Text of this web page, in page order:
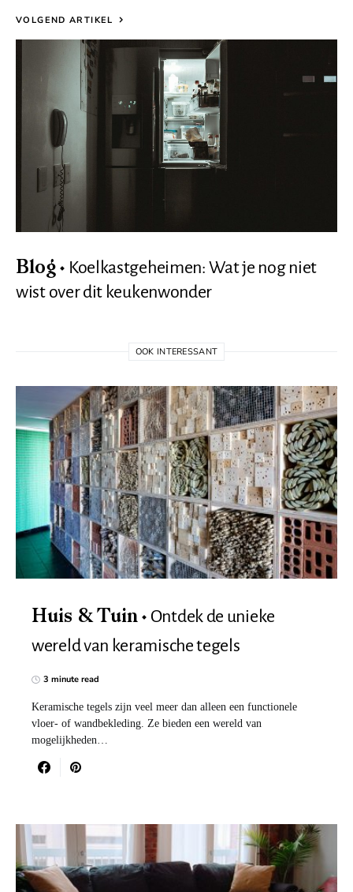
VOLGEND ARTIKEL
Blog
Koelkastgeheimen: Wat je nog niet
wist over dit keukenwonder
OOK INTERESSANT
Huis & Tuin
Ontdek de unieke
wereld van keramische tegels
3 minute read
Keramische tegels zijn veel meer dan alleen een functionele
vloer- of wandbekleding. Ze bieden een wereld van
mogelijkheden…